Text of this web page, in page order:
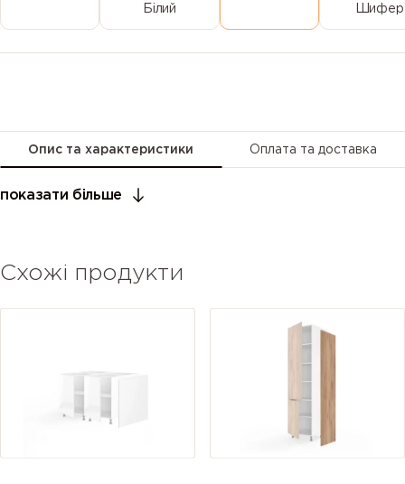
Білий
Шифер
Опис та характеристики Оплата та доставка
показати більше
Схожі продукти